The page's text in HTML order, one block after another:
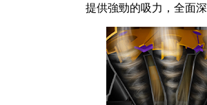
提供強勁的吸力，全面深